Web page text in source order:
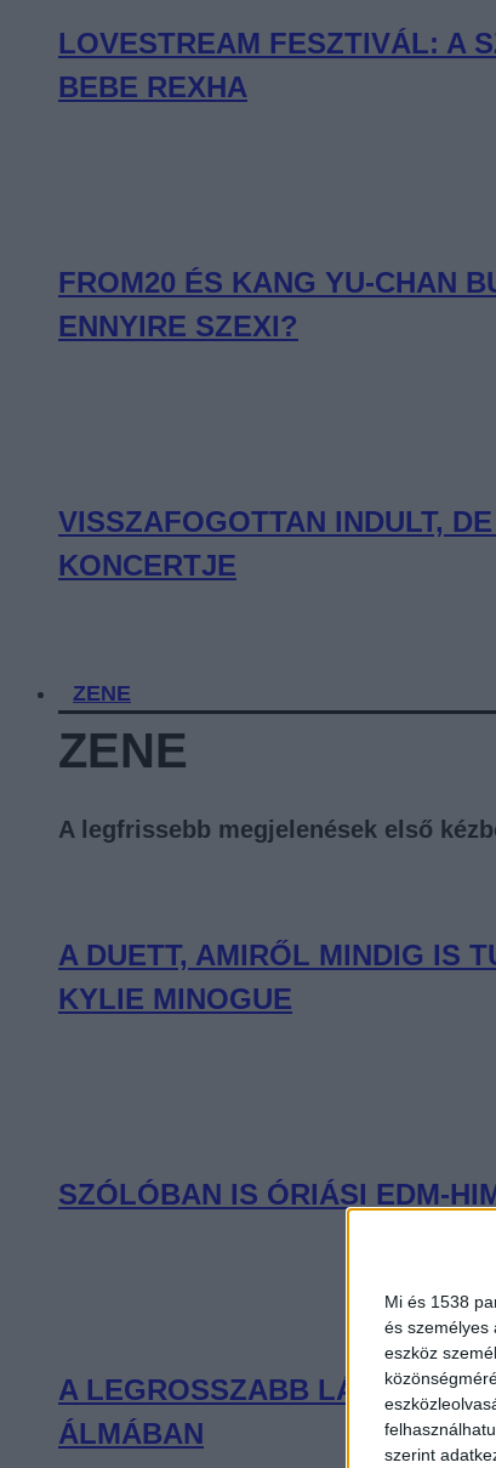
Mi és 1538
és személyes
eszköz
szerint
LOVESTREAM FESZTIVÁL: A
BEBE REXHA
FROM20 ÉS KANG YU-CHAN
ENNYIRE SZEXI?
VISSZAFOGOTTAN INDULT,
KONCERTJE
ZENE
ZENE
A legfrissebb megjelenések első
A DUETT, AMIRŐL MINDIG IS
KYLIE MINOGUE
SZÓLÓBAN IS ÓRIÁSI EDM-
A LEGROSSZABB LÁNY
ÁLMÁBAN